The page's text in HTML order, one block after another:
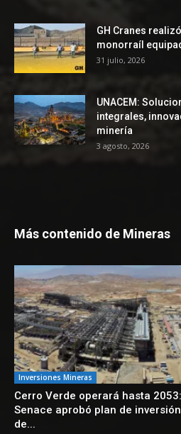
GH Cranes
monorraíl
31 julio, 2026
UNACEM:
integrales,
minería
3 agosto, 2026
Más contenido de Mineras
Inversiones Mineras
Cerro Verde operará hasta 2053:
Senace aprobó plan de inversión
de...